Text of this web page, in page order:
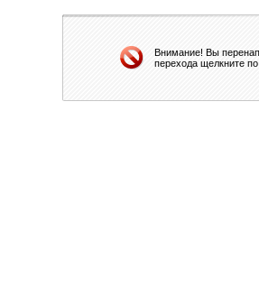
Внимание! Вы
перехода щелкните